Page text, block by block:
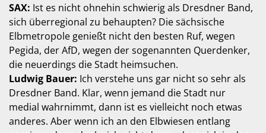
SAX: Ist es nicht ohnehin schwierig als Dresdner Band,
sich überregional zu behaupten? Die sächsische
Elbmetropole genießt nicht den besten Ruf, wegen
Pegida, der AfD, wegen der sogenannten Querdenker,
die neuerdings die Stadt heimsuchen.
Ludwig Bauer: Ich verstehe uns gar nicht so sehr als
Dresdner Band. Klar, wenn jemand die Stadt nur
medial wahrnimmt, dann ist es vielleicht noch etwas
anderes. Aber wenn ich an den Elbwiesen entlang